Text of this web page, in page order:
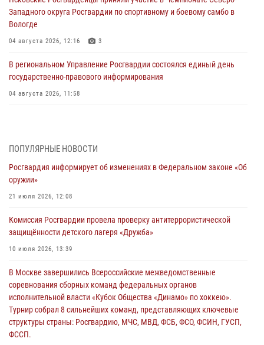
Западного округа Росгвардии по спортивному и боевому самбо в
Вологде
04 августа 2026, 12:16 3
В региональном Управление Росгвардии состоялся единый день
государственно-правового информирования
04 августа 2026, 11:58
03 августа 2026, 17:21
21 единицу оружия изъяли Псковские росгвардейцы за неделю
03 августа 2026, 14:10
безопасности во время празднования Дня ВДВ
02 августа 2026, 13:28
улицу Труда
31 июля 2026, 13:53
В Санкт-Петербурге прошел окружной этап ежегодного
Всероссийского конкурса профессионального мастерства среди
сотрудников вневедомственной охраны Росгвардии, Псковские
ПОПУЛЯРНЫЕ НОВОСТИ
Росгвардия информирует об изменениях в Федеральном законе «Об
оружии»
21 июля 2026, 12:08
Комиссия Росгвардии провела проверку антитеррористической
защищённости детского лагеря «Дружба»
10 июля 2026, 13:39
В Москве завершились Всероссийские межведомственные
соревнования сборных команд федеральных органов
исполнительной власти «Кубок Общества «Динамо» по хоккею».
Турнир собрал 8 сильнейших команд, представляющих ключевые
структуры страны: Росгвардию, МЧС, МВД, ФСБ, ФСО, ФСИН, ГУСП,
ФССП.